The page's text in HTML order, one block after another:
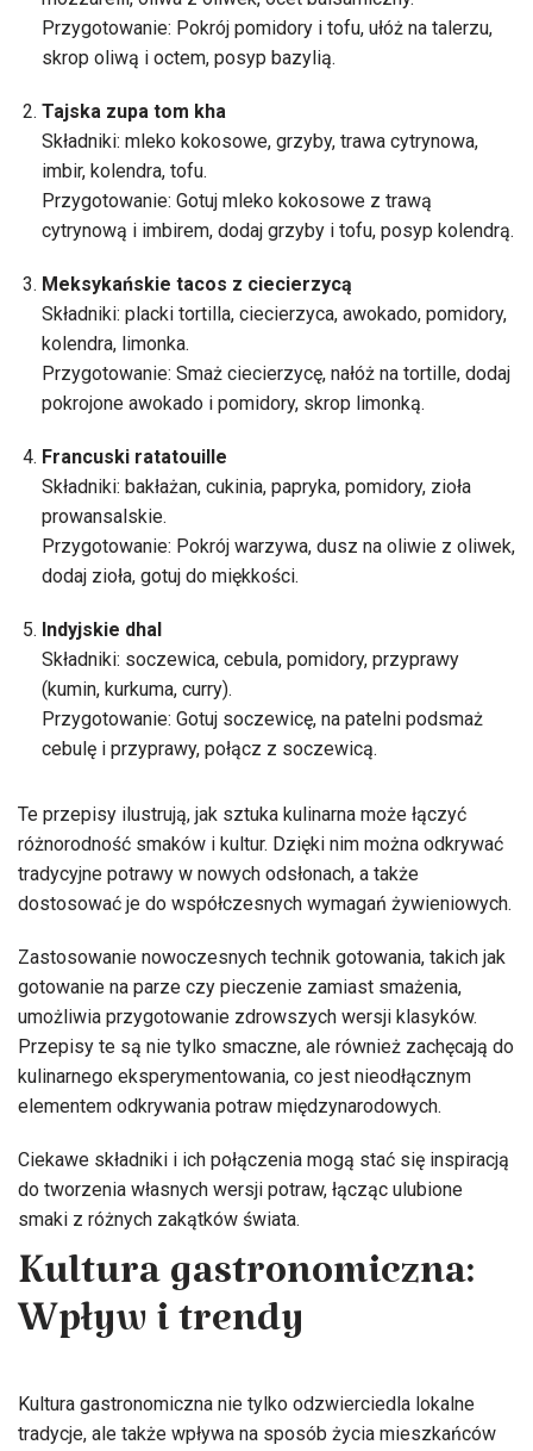
Przygotowanie: Pokrój pomidory i tofu, ułóż na talerzu,
skrop oliwą i octem, posyp bazylią.
Tajska zupa tom kha
Składniki: mleko kokosowe, grzyby, trawa cytrynowa,
imbir, kolendra, tofu.
Przygotowanie: Gotuj mleko kokosowe z trawą
cytrynową i imbirem, dodaj grzyby i tofu, posyp kolendrą.
Meksykańskie tacos z ciecierzycą
Składniki: placki tortilla, ciecierzyca, awokado, pomidory,
kolendra, limonka.
Przygotowanie: Smaż ciecierzycę, nałóż na tortille, dodaj
pokrojone awokado i pomidory, skrop limonką.
Francuski ratatouille
Składniki: bakłażan, cukinia, papryka, pomidory, zioła
prowansalskie.
Przygotowanie: Pokrój warzywa, dusz na oliwie z oliwek,
dodaj zioła, gotuj do miękkości.
Indyjskie dhal
Składniki: soczewica, cebula, pomidory, przyprawy
(kumin, kurkuma, curry).
Przygotowanie: Gotuj soczewicę, na patelni podsmaż
cebulę i przyprawy, połącz z soczewicą.
Te przepisy ilustrują, jak sztuka kulinarna może łączyć
różnorodność smaków i kultur. Dzięki nim można odkrywać
tradycyjne potrawy w nowych odsłonach, a także
dostosować je do współczesnych wymagań żywieniowych.
Zastosowanie nowoczesnych technik gotowania, takich jak
gotowanie na parze czy pieczenie zamiast smażenia,
umożliwia przygotowanie zdrowszych wersji klasyków.
Przepisy te są nie tylko smaczne, ale również zachęcają do
kulinarnego eksperymentowania, co jest nieodłącznym
elementem odkrywania potraw międzynarodowych.
Ciekawe składniki i ich połączenia mogą stać się inspiracją
do tworzenia własnych wersji potraw, łącząc ulubione
smaki z różnych zakątków świata.
Kultura gastronomiczna:
Wpływ i trendy
Kultura gastronomiczna nie tylko odzwierciedla lokalne
tradycje, ale także wpływa na sposób życia mieszkańców